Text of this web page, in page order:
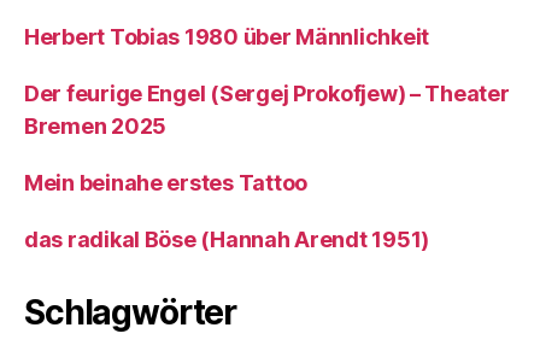
Herbert Tobias 1980 über Männlichkeit
Der feurige Engel (Sergej Prokofjew) – Theater
Bremen 2025
Mein beinahe erstes Tattoo
das radikal Böse (Hannah Arendt 1951)
Schlagwörter